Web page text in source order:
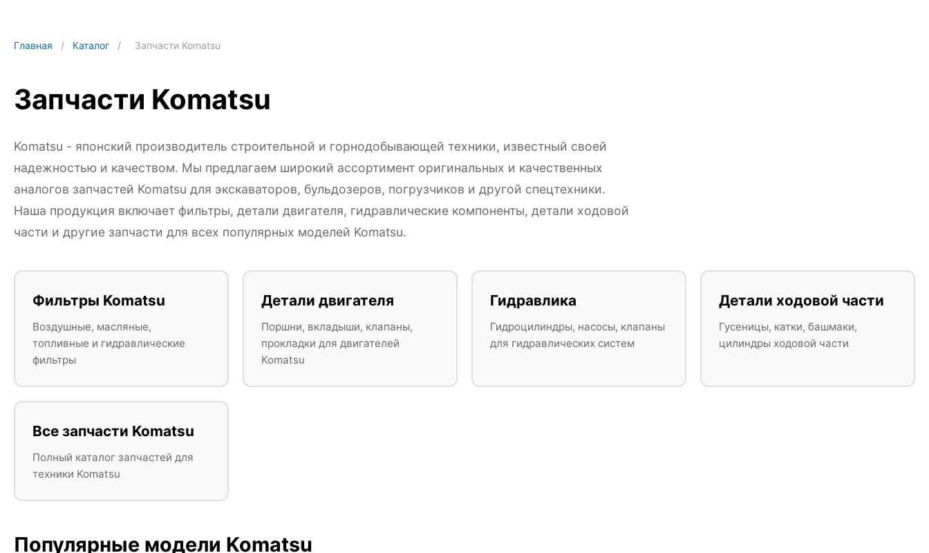
Главная / Каталог / Запчасти Komatsu
Запчасти Komatsu
Komatsu - японский производитель строительной и горнодобывающей техники, известный своей
надежностью и качеством. Мы предлагаем широкий ассортимент оригинальных и качественных
аналогов запчастей Komatsu для экскаваторов, бульдозеров, погрузчиков и другой спецтехники.
Наша продукция включает фильтры, детали двигателя, гидравлические компоненты, детали ходовой
части и другие запчасти для всех популярных моделей Komatsu.
Фильтры Komatsu
Воздушные, масляные,
топливные и гидравлические
фильтры
Детали двигателя
Поршни, вкладыши, клапаны,
прокладки для двигателей
Komatsu
Гидравлика
Гидроцилиндры, насосы, клапаны
для гидравлических систем
Детали ходовой части
Гусеницы, катки, башмаки,
цилиндры ходовой части
Все запчасти Komatsu
Полный каталог запчастей для
техники Komatsu
Популярные модели Komatsu